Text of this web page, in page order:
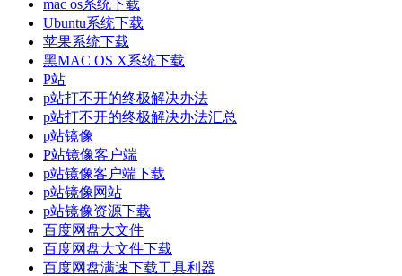
mac os系统下载
Ubuntu系统下载
苹果系统下载
黑MAC OS X系统下载
P站
p站打不开的终极解决办法
p站打不开的终极解决办法汇总
p站镜像
P站镜像客户端
p站镜像客户端下载
p站镜像网站
p站镜像资源下载
百度网盘大文件
百度网盘大文件下载
百度网盘满速下载工具利器